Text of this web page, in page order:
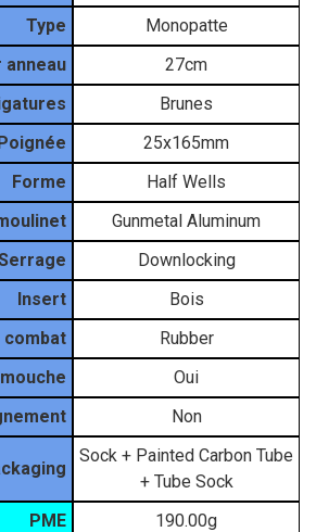
Type
Monopatte
anneau
27cm
Brunes
25x165mm
Forme
Half Wells
Gunmetal Aluminum
Downlocking
Insert
Bois
combat
Rubber
Oui
Non
Sock + Painted Carbon Tube
+ Tube Sock
PME
190.00g